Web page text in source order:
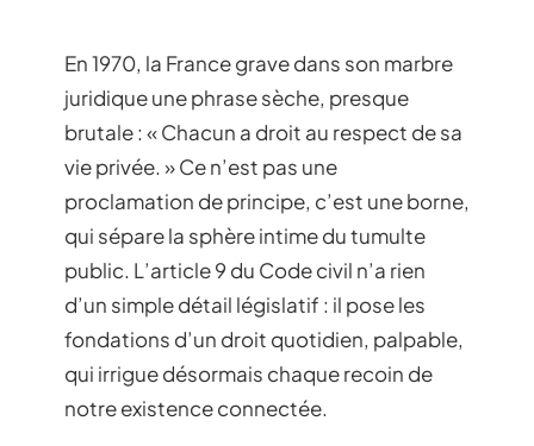
En 1970, la France grave dans son marbre
juridique une phrase sèche, presque
brutale : « Chacun a droit au respect de sa
vie privée. » Ce n’est pas une
proclamation de principe, c’est une borne,
qui sépare la sphère intime du tumulte
public. L’article 9 du Code civil n’a rien
d’un simple détail législatif : il pose les
fondations d’un droit quotidien, palpable,
qui irrigue désormais chaque recoin de
notre existence connectée.